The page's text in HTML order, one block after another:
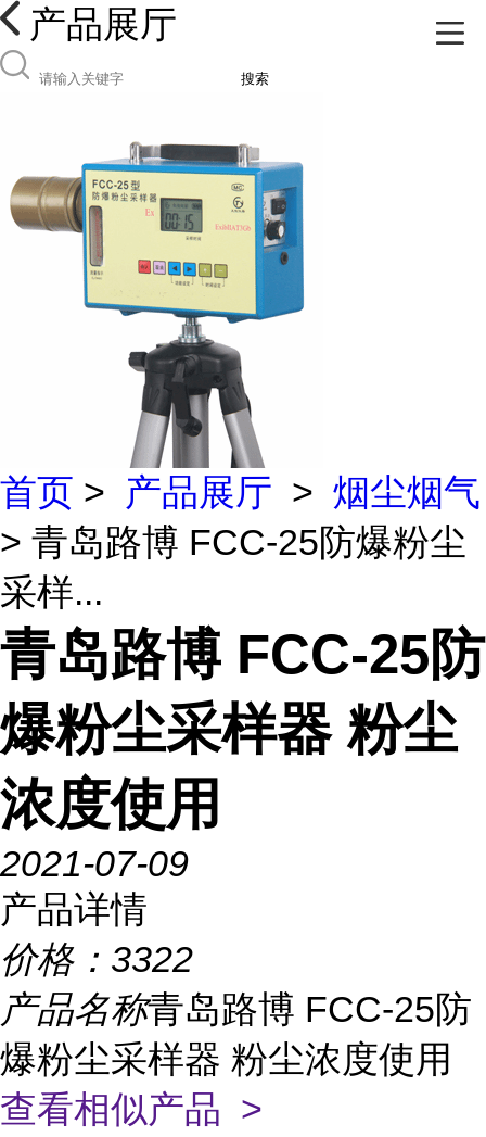
产品展厅
搜索
首页 > 产品展厅 > 烟尘烟气
> 青岛路博 FCC-25防爆粉尘
采样...
青岛路博 FCC-25防
爆粉尘采样器 粉尘
浓度使用
2021-07-09
产品详情
价格： 3322
产品名称青岛路博 FCC-25防
爆粉尘采样器 粉尘浓度使用
查看相似产品 >